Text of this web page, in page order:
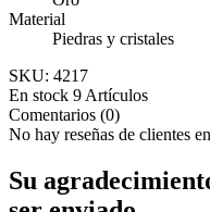
Material
Piedras y cristales
SKU: 4217
En stock 9 Artículos
Comentarios (0)
No hay reseñas de clientes
Su